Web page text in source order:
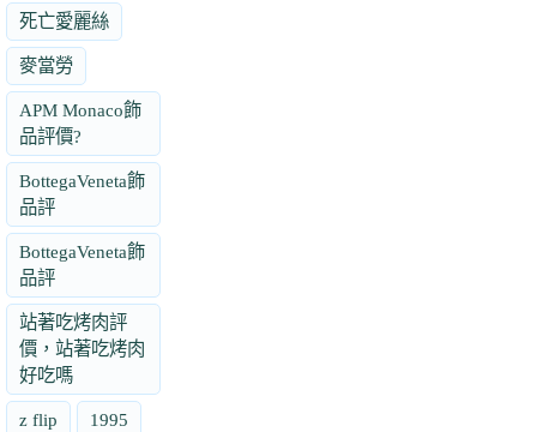
死亡愛麗絲
麥當勞
APM Monaco飾
品評價?
BottegaVeneta飾
品評
BottegaVeneta飾
品評
站著吃烤肉評
價，站著吃烤肉
好吃嗎
z flip 1995